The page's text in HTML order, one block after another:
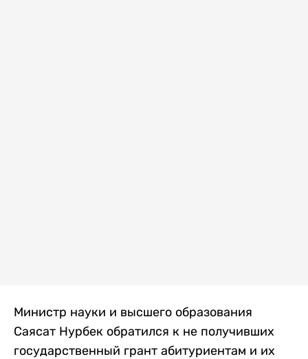
Министр науки и высшего образования
Саясат Нурбек обратился к не получивших
государственный грант абитуриентам и их